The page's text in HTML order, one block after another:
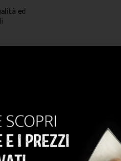
ed
anche...